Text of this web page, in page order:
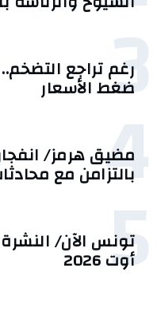
3
رغم تراجع
ضغط الأسعار
4
مضيق هرمز/
بالتزامن مع
5
أوت 2026